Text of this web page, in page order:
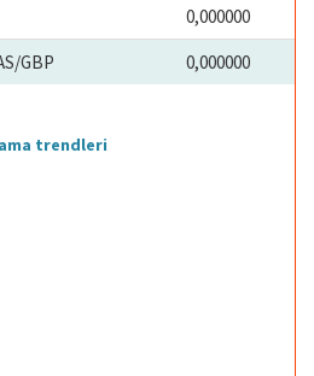
0,000000
GBP
0,000000
trendleri